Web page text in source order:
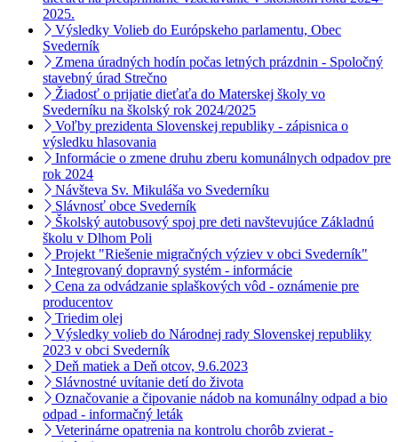
2025.
Výsledky Volieb do Európskeho parlamentu, Obec
Svederník
Zmena úradných hodín počas letných prázdnin - Spoločný
stavebný úrad Strečno
Žiadosť o prijatie dieťaťa do Materskej školy vo
Svederníku na školský rok 2024/2025
Voľby prezidenta Slovenskej republiky - zápisnica o
výsledku hlasovania
Informácie o zmene druhu zberu komunálnych odpadov pre
rok 2024
Návšteva Sv. Mikuláša vo Svederníku
Slávnosť obce Svederník
Školský autobusový spoj pre deti navštevujúce Základnú
školu v Dlhom Poli
Projekt "Riešenie migračných výziev v obci Svederník"
Integrovaný dopravný systém - informácie
Cena za odvádzanie splaškových vôd - oznámenie pre
producentov
Triedim olej
Výsledky volieb do Národnej rady Slovenskej republiky
2023 v obci Svederník
Deň matiek a Deň otcov, 9.6.2023
Slávnostné uvítanie detí do života
Označovanie a čipovanie nádob na komunálny odpad a bio
odpad - informačný leták
Veterinárne opatrenia na kontrolu chorôb zvierat -